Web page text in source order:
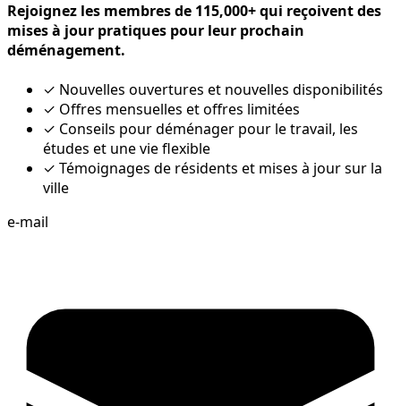
Rejoignez les membres de 115,000+ qui reçoivent des
mises à jour pratiques pour leur prochain
déménagement.
✓ Nouvelles ouvertures et nouvelles disponibilités
✓ Offres mensuelles et offres limitées
✓ Conseils pour déménager pour le travail, les
études et une vie flexible
✓ Témoignages de résidents et mises à jour sur la
ville
e-mail